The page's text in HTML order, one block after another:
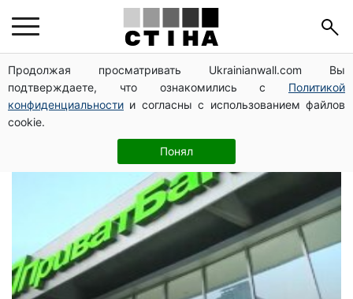
Продолжая просматривать Ukrainianwall.com Вы
подтверждаете, что ознакомились с Политикой
конфиденциальности и согласны с использованием файлов
cookie.
Понял
Пенсії